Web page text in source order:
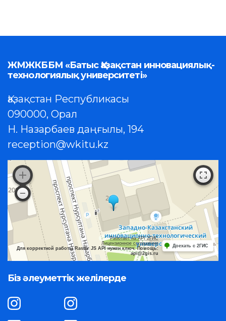
ЖМЖКББМ «Батыс Қазақстан инновациялық-
технологиялық университеті»
Қазақстан Республикасы
090000, Орал
Н. Назарбаев даңғылы, 194
reception@wkitu.kz
Работает на API 2ГИС
Лицензионное соглашение
Для корректной работы Raster JS API нужен ключ. Помощь:
api@2gis.ru
Доехать с 2ГИС
Біз әлеуметтік желілерде